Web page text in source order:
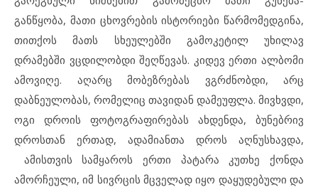
განწყობა, მათი ცხოვრების ისტორიები წარმომედგინა,
თითქოს მათს სხეულებში გამოკეტილ უხილავ
დრამებში ვცდილობდი შეღწევას. კიდევ ერთი ალბომი
ამოვიღე. აღარც მობეზრებას ვგრძნობდი, არც
დაბნეულობას, რომელიც თავიდან დამეუფლა. მივხვდი,
ოგი დროის ფოტოგრაფირებას ახდენდა, ბუნებრივ
დროსთან ერთად, ადამიანთა დროს აღნუსხავდა,
ამისთვის სამყაროს ერთი პატარა კუთხე ქონდა
ამორჩეული, იმ სივრცის მცველად იყო დაყუდებული და